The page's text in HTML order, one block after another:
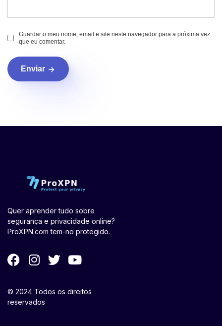
Guardar o meu nome, email e site neste navegador para a próxima vez
que eu comentar.
Enviar
Quer aprender tudo sobre
segurança e privacidade online?
ProXPN.com tem-no protegido.
© 2024 Todos os direitos
reservados